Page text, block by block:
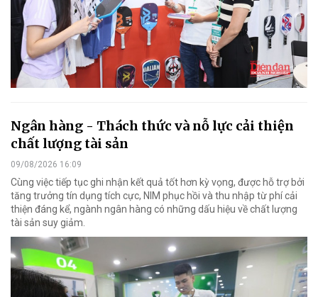
Ngân hàng - Thách thức và nỗ lực cải thiện
chất lượng tài sản
09/08/2026 16:09
Cùng việc tiếp tục ghi nhận kết quả tốt hơn kỳ vọng, được hỗ trợ bởi
tăng trưởng tín dụng tích cực, NIM phục hồi và thu nhập từ phí cải
thiện đáng kể, ngành ngân hàng có những dấu hiệu về chất lượng
tài sản suy giảm.